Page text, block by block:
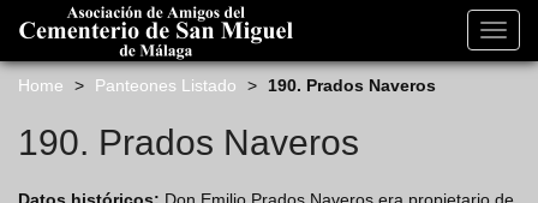
Home
> Panteones Listado > 190. Prados Naveros
190. Prados Naveros